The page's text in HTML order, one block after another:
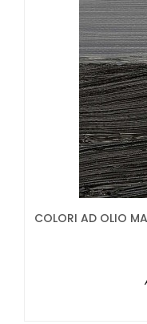
COLORI AD OLIO